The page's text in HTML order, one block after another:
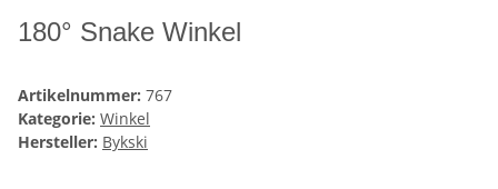
180° Snake Winkel
Artikelnummer: 767
Kategorie: Winkel
Hersteller: Bykski